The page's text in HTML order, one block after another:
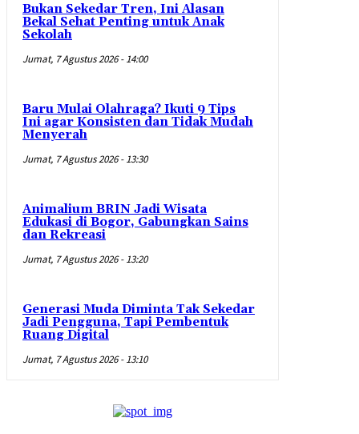
Bukan Sekedar Tren, Ini Alasan
Bekal Sehat Penting untuk Anak
Sekolah
Jumat, 7 Agustus 2026 - 14:00
Baru Mulai Olahraga? Ikuti 9 Tips
Ini agar Konsisten dan Tidak Mudah
Menyerah
Jumat, 7 Agustus 2026 - 13:30
Animalium BRIN Jadi Wisata
Edukasi di Bogor, Gabungkan Sains
dan Rekreasi
Jumat, 7 Agustus 2026 - 13:20
Generasi Muda Diminta Tak Sekedar
Jadi Pengguna, Tapi Pembentuk
Ruang Digital
Jumat, 7 Agustus 2026 - 13:10